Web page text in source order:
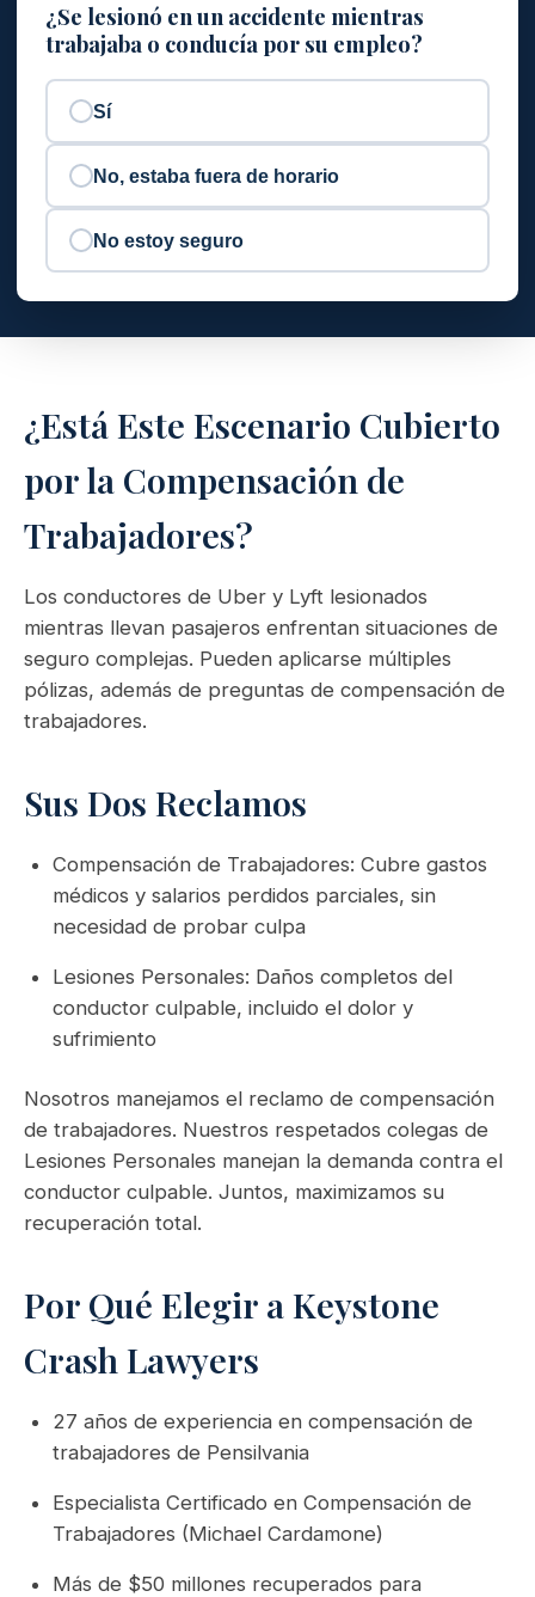
¿Se lesionó en un accidente mientras
trabajaba o conducía por su empleo?
Sí
No, estaba fuera de horario
No estoy seguro
¿Está Este Escenario Cubierto
por la Compensación de
Trabajadores?
Los conductores de Uber y Lyft lesionados
mientras llevan pasajeros enfrentan situaciones de
seguro complejas. Pueden aplicarse múltiples
pólizas, además de preguntas de compensación de
trabajadores.
Sus Dos Reclamos
Compensación de Trabajadores: Cubre gastos
médicos y salarios perdidos parciales, sin
necesidad de probar culpa
Lesiones Personales: Daños completos del
conductor culpable, incluido el dolor y
sufrimiento
Nosotros manejamos el reclamo de compensación
de trabajadores. Nuestros respetados colegas de
Lesiones Personales manejan la demanda contra el
conductor culpable. Juntos, maximizamos su
recuperación total.
Por Qué Elegir a Keystone
Crash Lawyers
27 años de experiencia en compensación de
trabajadores de Pensilvania
Especialista Certificado en Compensación de
Trabajadores (Michael Cardamone)
Más de $50 millones recuperados para